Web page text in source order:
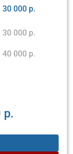
30 000 р.
30 000 р.
40 000 р.
р.